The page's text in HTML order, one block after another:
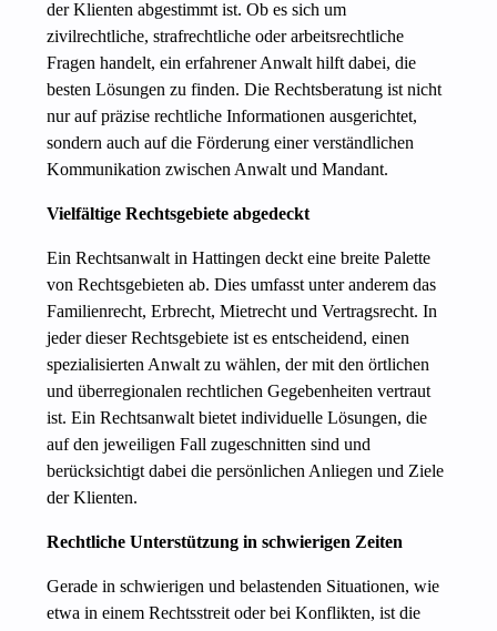
der Klienten abgestimmt ist. Ob es sich um
zivilrechtliche, strafrechtliche oder arbeitsrechtliche
Fragen handelt, ein erfahrener Anwalt hilft dabei, die
besten Lösungen zu finden. Die Rechtsberatung ist nicht
nur auf präzise rechtliche Informationen ausgerichtet,
sondern auch auf die Förderung einer verständlichen
Kommunikation zwischen Anwalt und Mandant.
Vielfältige Rechtsgebiete abgedeckt
Ein Rechtsanwalt in Hattingen deckt eine breite Palette
von Rechtsgebieten ab. Dies umfasst unter anderem das
Familienrecht, Erbrecht, Mietrecht und Vertragsrecht. In
jeder dieser Rechtsgebiete ist es entscheidend, einen
spezialisierten Anwalt zu wählen, der mit den örtlichen
und überregionalen rechtlichen Gegebenheiten vertraut
ist. Ein Rechtsanwalt bietet individuelle Lösungen, die
auf den jeweiligen Fall zugeschnitten sind und
berücksichtigt dabei die persönlichen Anliegen und Ziele
der Klienten.
Rechtliche Unterstützung in schwierigen Zeiten
Gerade in schwierigen und belastenden Situationen, wie
etwa in einem Rechtsstreit oder bei Konflikten, ist die